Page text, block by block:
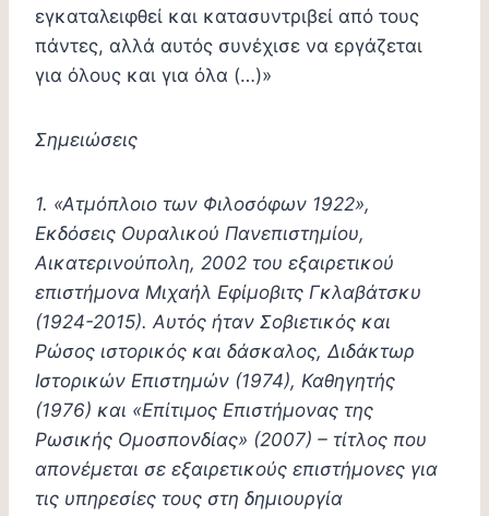
εγκαταλειφθεί και κατασυντριβεί από τους
πάντες, αλλά αυτός συνέχισε να εργάζεται
για όλους και για όλα (…)»
Σημειώσεις
1. «Ατμόπλοιο των Φιλοσόφων 1922»,
Εκδόσεις Ουραλικού Πανεπιστημίου,
Αικατερινούπολη, 2002 του εξαιρετικού
επιστήμονα Μιχαήλ Εφίμοβιτς Γκλαβάτσκυ
(1924-2015). Αυτός ήταν Σοβιετικός και
Ρώσος ιστορικός και δάσκαλος, Διδάκτωρ
Ιστορικών Επιστημών (1974), Καθηγητής
(1976) και «Επίτιμος Επιστήμονας της
Ρωσικής Ομοσπονδίας» (2007) – τίτλος που
απονέμεται σε εξαιρετικούς επιστήμονες για
τις υπηρεσίες τους στη δημιουργία